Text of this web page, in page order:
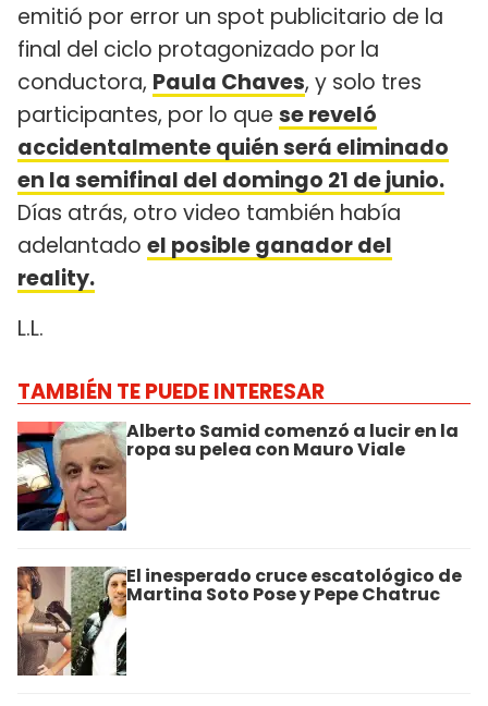
emitió por error un spot publicitario de la
final del ciclo protagonizado por la
conductora, Paula Chaves, y solo tres
participantes, por lo que se reveló
accidentalmente quién será eliminado
en la semifinal del domingo 21 de junio.
Días atrás, otro video también había
adelantado el posible ganador del
reality.
L.L.
TAMBIÉN TE PUEDE INTERESAR
Alberto Samid comenzó a lucir en la
ropa su pelea con Mauro Viale
El inesperado cruce escatológico de
Martina Soto Pose y Pepe Chatruc